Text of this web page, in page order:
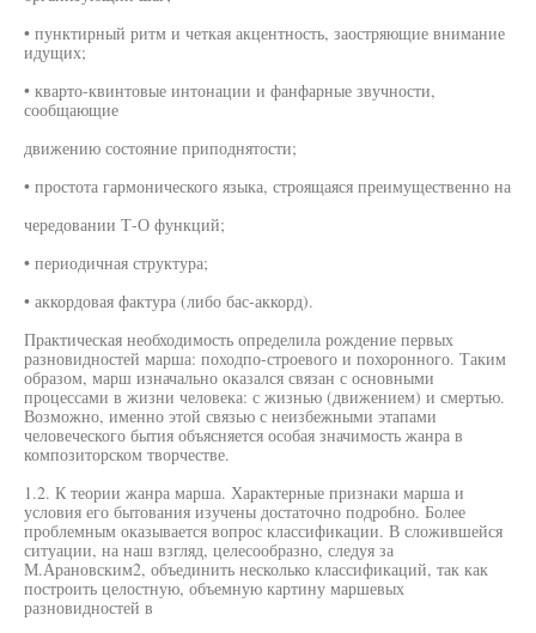
• пунктирный ритм и четкая акцентность, заостряющие внимание
идущих;
• кварто-квинтовые интонации и фанфарные звучности,
сообщающие
движению состояние приподнятости;
• простота гармонического языка, строящаяся преимущественно на
чередовании Т-О функций;
• периодичная структура;
• аккордовая фактура (либо бас-аккорд).
Практическая необходимость определила рождение первых
разновидностей марша: походпо-строевого и похоронного. Таким
образом, марш изначально оказался связан с основными
процессами в жизни человека: с жизнью (движением) и смертью.
Возможно, именно этой связью с неизбежными этапами
человеческого бытия объясняется особая значимость жанра в
композиторском творчестве.
1.2. К теории жанра марша. Характерные признаки марша и
условия его бытования изучены достаточно подробно. Более
проблемным оказывается вопрос классификации. В сложившейся
ситуации, на наш взгляд, целесообразно, следуя за
М.Арановским2, объединить несколько классификаций, так как
построить целостную, объемную картину маршевых
разновидностей в